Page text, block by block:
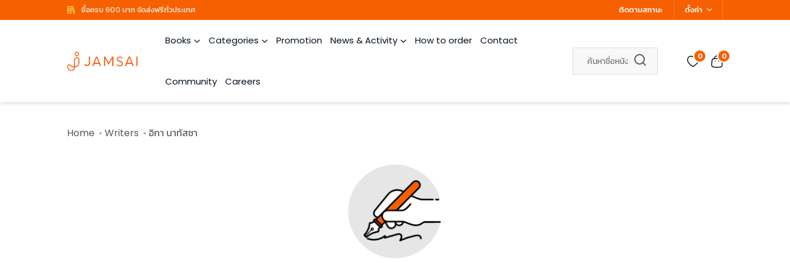
ซื้อครบ 600 บาท จัดส่งฟรีทั่วประเทศ ติดตามสถานะ ตั้งค่า
Books Categories Promotion News & Activity How to order Contact
Community Careers
0 0
Home Writers อิกา นาทัสซา